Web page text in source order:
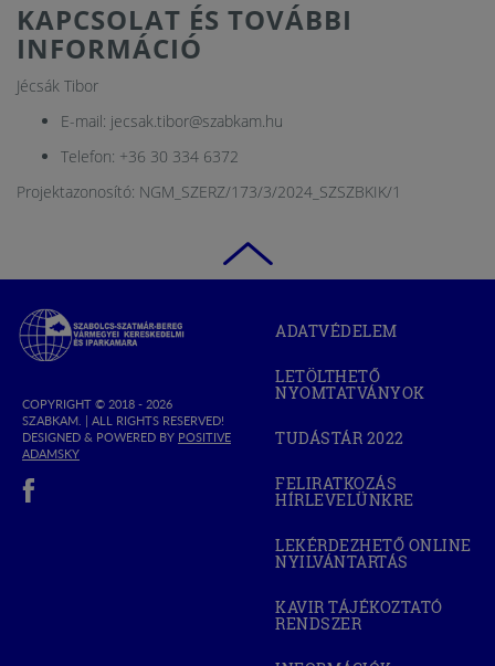
KAPCSOLAT ÉS TOVÁBBI
INFORMÁCIÓ
Jécsák Tibor
E-mail: jecsak.tibor@szabkam.hu
Telefon: +36 30 334 6372
Projektazonosító: NGM_SZERZ/173/3/2024_SZSZBKIK/1
Szabolcs-
Szatmár-
Bereg
Kereskedelmi
és
Iparkamara
COPYRIGHT © 2018 - 2026
SZABKAM. | ALL RIGHTS RESERVED!
DESIGNED & POWERED BY POSITIVE
ADAMSKY(OPEN
ADATVÉDELEM
LETÖLTHETŐ
NYOMTATVÁNYOK
TUDÁSTÁR 2022
WINDOW)
FELIRATKOZÁS
HÍRLEVELÜNKRE
LEKÉRDEZHETŐ ONLINE
NYILVÁNTARTÁS
NEW
WINDOW)
KAVIR TÁJÉKOZTATÓ
RENDSZER(OPEN